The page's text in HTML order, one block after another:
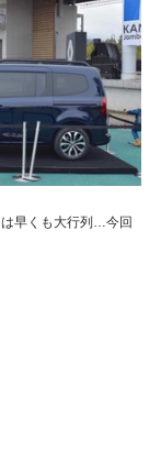
早くも大行列…今回